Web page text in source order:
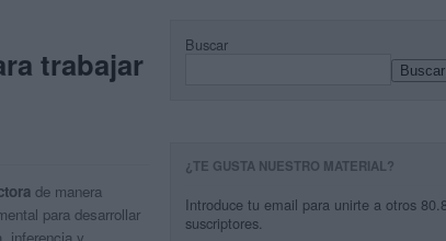
trabajar
de manera
para desarrollar
inferencia y
Buscar
Buscar
¿TE GUSTA NUESTRO MATERIAL?
Introduce tu email para unirte a otros
suscriptores.